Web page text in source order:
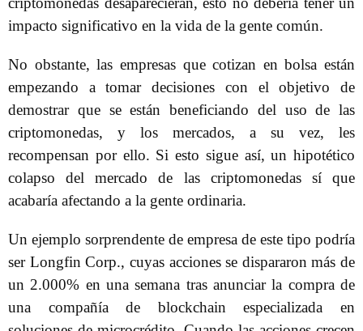
impacto significativo en la vida de la gente común.
No obstante, las empresas que cotizan en bolsa están
empezando a tomar decisiones con el objetivo de
demostrar que se están beneficiando del uso de las
criptomonedas, y los mercados, a su vez, les
recompensan por ello. Si esto sigue así, un hipotético
colapso del mercado de las criptomonedas sí que
acabaría afectando a la gente ordinaria.
Un ejemplo sorprendente de empresa de este tipo podría
ser Longfin Corp., cuyas acciones se dispararon más de
un 2.000% en una semana tras anunciar la compra de
una compañía de blockchain especializada en